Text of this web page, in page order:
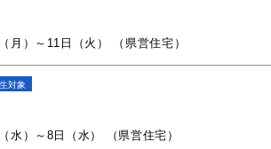
月）～11日（火） （県営住宅）
対象
水）～8日（水） （県営住宅）